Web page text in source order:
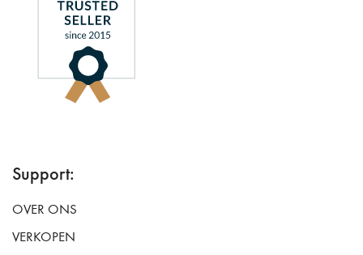
Support:
OVER ONS
VERKOPEN